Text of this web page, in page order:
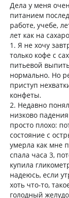
Дела у меня
питанием
работе, учебе,
лет как на
1. Я не хочу
только кофе с
питьевой
нормально. Но
приступ
конфеты.
2. Недавно
низково
просто плохо:
состояние с
умерла как мне
спала часа 3,
купила
надеюсь, если
хоть что-то,
голодный